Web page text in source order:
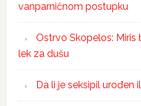
vanparničnom postupku
Ostrvo Skopelos: Miris
lek za dušu
Da li je seksipil urođen